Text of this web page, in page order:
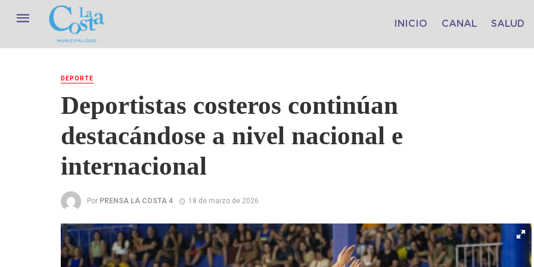
INICIO CANAL SALUD
DEPORTE
Deportistas costeros continúan
destacándose a nivel nacional e
internacional
Por PRENSA LA COSTA 4 18 de marzo de 2026